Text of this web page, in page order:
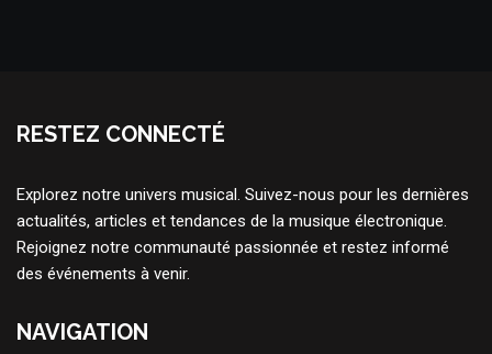
RESTEZ CONNECTÉ
Explorez notre univers musical. Suivez-nous pour les dernières
actualités, articles et tendances de la musique électronique.
Rejoignez notre communauté passionnée et restez informé
des événements à venir.
NAVIGATION